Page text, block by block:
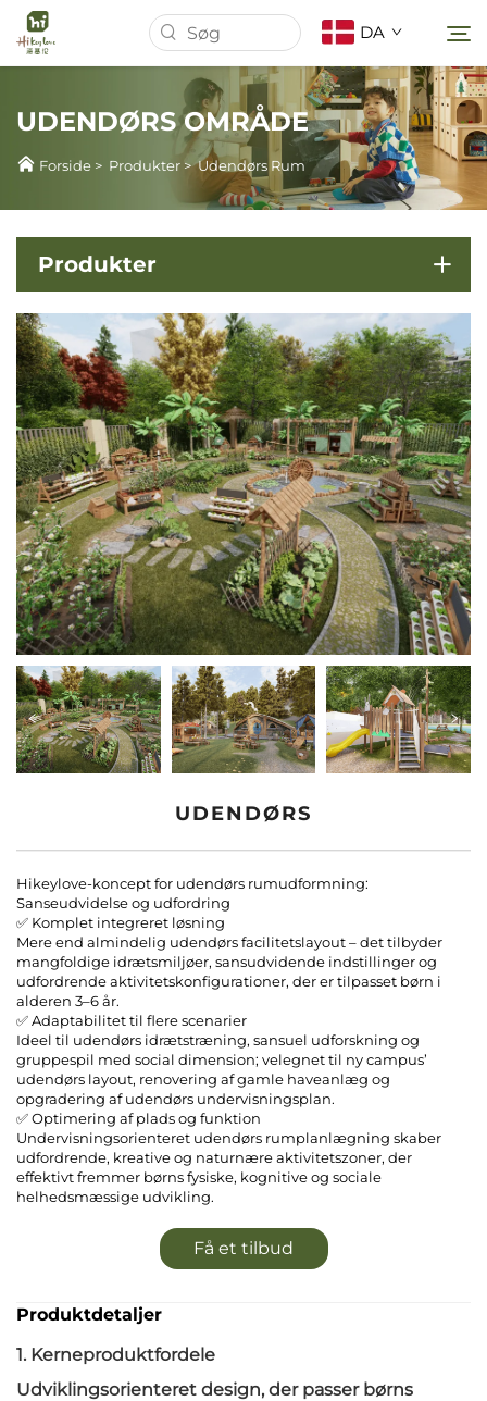
DA
Om os
Produkter
Nyheder
Sager
Download
Kontakt os
Blogge
UDENDØRS OMRÅDE
Forside > Produkter >Udendørs Rum
Produkter
UDENDØRS
Hikeylove-koncept for udendørs rumudformning:
Sanseudvidelse og udfordring
✅ Komplet integreret løsning
Mere end almindelig udendørs facilitetslayout – det tilbyder
mangfoldige idrætsmiljøer, sansudvidende indstillinger og
udfordrende aktivitetskonfigurationer, der er tilpasset børn i
alderen 3–6 år.
✅ Adaptabilitet til flere scenarier
Ideel til udendørs idrætstræning, sansuel udforskning og
gruppespil med social dimension; velegnet til ny campus’
udendørs layout, renovering af gamle haveanlæg og
opgradering af udendørs undervisningsplan.
✅ Optimering af plads og funktion
Undervisningsorienteret udendørs rumplanlægning skaber
udfordrende, kreative og naturnære aktivitetszoner, der
effektivt fremmer børns fysiske, kognitive og sociale
helhedsmæssige udvikling.
Få et tilbud
Produktdetaljer
1. Kerneproduktfordele
Udviklingsorienteret design, der passer børns